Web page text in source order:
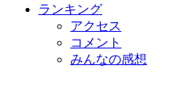
ランキング
アクセス
コメント
みんなの感想